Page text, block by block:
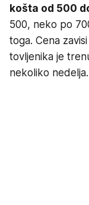
košta od 500
500, neko po
toga. Cena
tovljenika je
nekoliko nedelja.